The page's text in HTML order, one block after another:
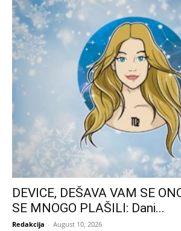
DEVICE, DEŠAVA VAM SE
SE MNOGO PLAŠILI: Dani...
Redakcija - August 10, 2026